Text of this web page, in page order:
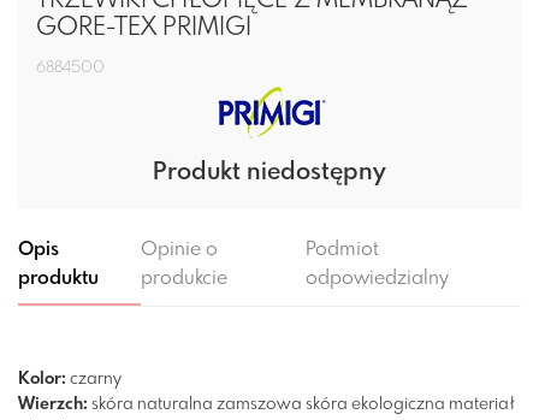
GORE-TEX PRIMIGI
6884500
Produkt niedostępny
Opis
produktu
Opinie o
produkcie
Podmiot
odpowiedzialny
Kolor: czarny
Wierzch: skóra naturalna zamszowa skóra ekologiczna materiał